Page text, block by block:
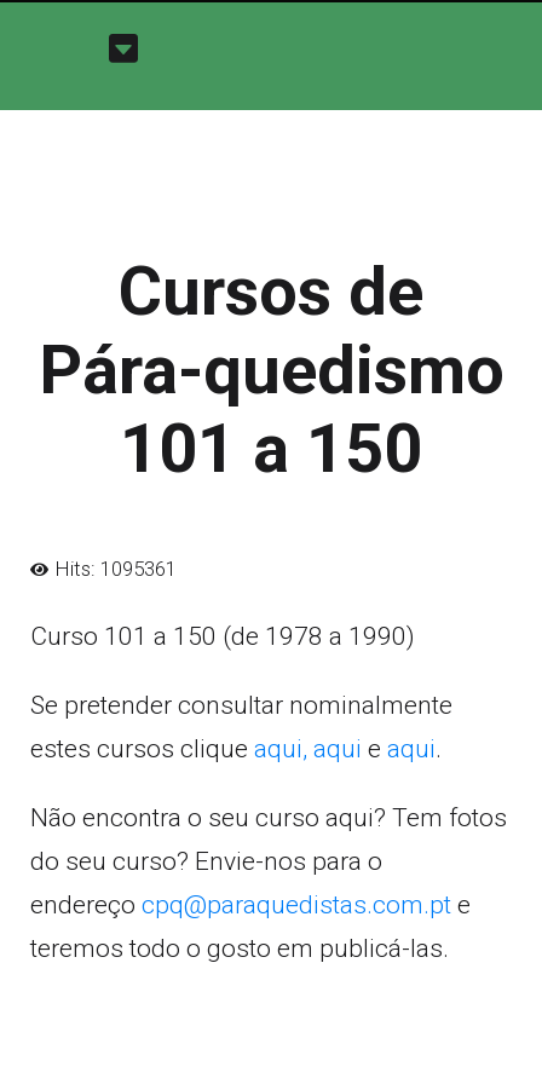
Cursos de
Pára-quedismo
101 a 150
Hits: 1095361
Curso 101 a 150 (de 1978 a 1990)
Se pretender consultar nominalmente
estes cursos clique aqui, aqui e aqui.
Não encontra o seu curso aqui? Tem fotos
do seu curso? Envie-nos para o
endereço cpq@paraquedistas.com.pt e
teremos todo o gosto em publicá-las.